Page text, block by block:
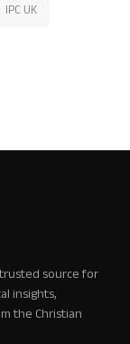
IPC UK
source for
insights,
the Christian